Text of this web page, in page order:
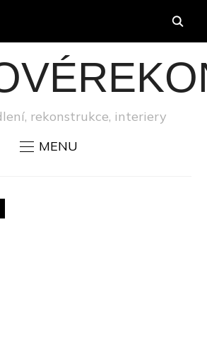
rekonstrukce, interiery
MENU